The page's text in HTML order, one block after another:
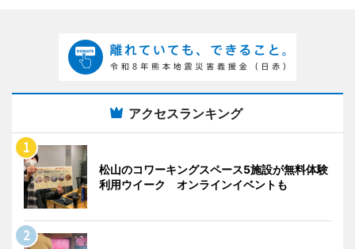
アクセスランキング
松山のコワーキングスペース5施設が無料体験
利用ウイーク オンラインイベントも